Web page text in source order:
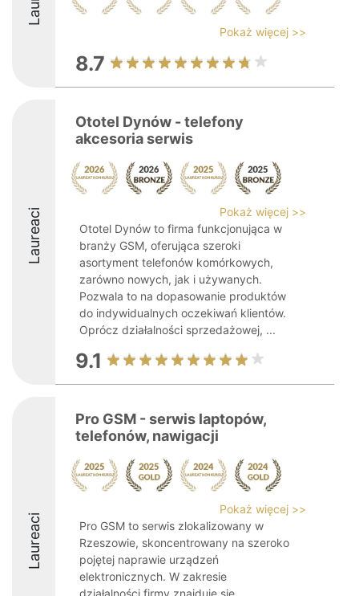
Pokaż więcej >>
8.7
Laureaci
Ototel Dynów - telefony
akcesoria serwis
Pokaż więcej >>
Ototel Dynów to firma funkcjonująca w
branży GSM, oferująca szeroki
asortyment telefonów komórkowych,
zarówno nowych, jak i używanych.
Pozwala to na dopasowanie produktów
do indywidualnych oczekiwań klientów.
Oprócz działalności sprzedażowej, ...
9.1
Laureaci
Pro GSM - serwis laptopów,
telefonów, nawigacji
Pokaż więcej >>
Pro GSM to serwis zlokalizowany w
Rzeszowie, skoncentrowany na szeroko
pojętej naprawie urządzeń
elektronicznych. W zakresie
działalności firmy znajduje się